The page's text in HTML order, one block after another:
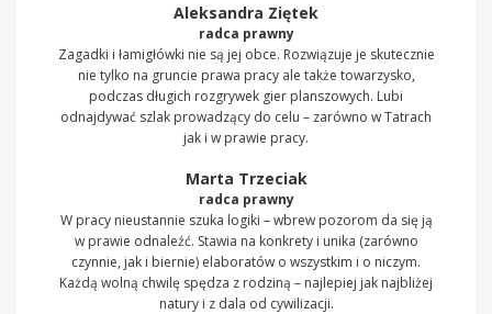
Aleksandra Ziętek
radca prawny
Zagadki i łamigłówki nie są jej obce. Rozwiązuje je skutecznie
nie tylko na gruncie prawa pracy ale także towarzysko,
podczas długich rozgrywek gier planszowych. Lubi
odnajdywać szlak prowadzący do celu – zarówno w Tatrach
jak i w prawie pracy.
Marta Trzeciak
radca prawny
W pracy nieustannie szuka logiki – wbrew pozorom da się ją
w prawie odnaleźć. Stawia na konkrety i unika (zarówno
czynnie, jak i biernie) elaboratów o wszystkim i o niczym.
Każdą wolną chwilę spędza z rodziną – najlepiej jak najbliżej
natury i z dala od cywilizacji.